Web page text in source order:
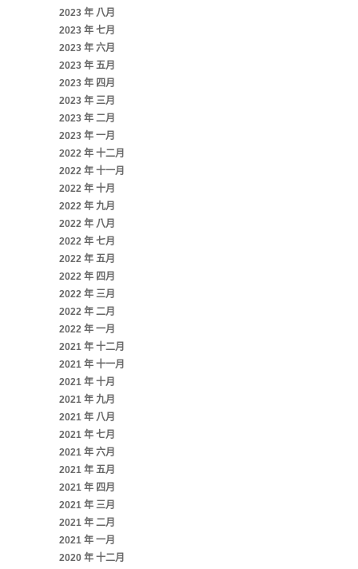
2023 年 八月
2023 年 七月
2023 年 六月
2023 年 五月
2023 年 四月
2023 年 三月
2023 年 二月
2023 年 一月
2022 年 十二月
2022 年 十一月
2022 年 十月
2022 年 九月
2022 年 八月
2022 年 七月
2022 年 五月
2022 年 四月
2022 年 三月
2022 年 二月
2022 年 一月
2021 年 十二月
2021 年 十一月
2021 年 十月
2021 年 九月
2021 年 八月
2021 年 七月
2021 年 六月
2021 年 五月
2021 年 四月
2021 年 三月
2021 年 二月
2021 年 一月
2020 年 十二月